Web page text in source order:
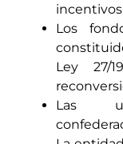
Los
Ley 27/
Las